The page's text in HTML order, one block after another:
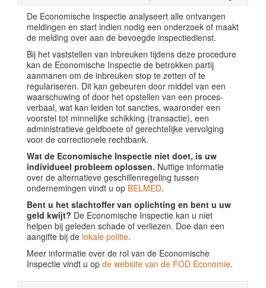
De Economische Inspectie analyseert alle ontvangen
meldingen en start indien nodig een onderzoek of maakt
de melding over aan de bevoegde inspectiedienst.
Bij het vaststellen van inbreuken tijdens deze procedure
kan de Economische Inspectie de betrokken partij
aanmanen om de inbreuken stop te zetten of te
regulariseren. Dit kan gebeuren door middel van een
waarschuwing of door het opstellen van een proces-
verbaal, wat kan leiden tot sancties, waaronder een
voorstel tot minnelijke schikking (transactie), een
administratieve geldboete of gerechtelijke vervolging
voor de correctionele rechtbank.
Wat de Economische Inspectie niet doet, is uw
individueel probleem oplossen. Nuttige informatie
over de alternatieve geschillenregeling tussen
ondernemingen vindt u op BELMED.
Bent u het slachtoffer van oplichting en bent u uw
geld kwijt? De Economische Inspectie kan u niet
helpen bij geleden schade of verliezen. Doe dan een
aangifte bij de lokale politie.
Meer informatie over de rol van de Economische
Inspectie vindt u op de website van de FOD Economie.